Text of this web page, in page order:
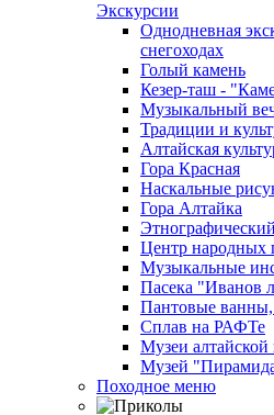
Экскурсии
Однодневная
снегоходах
Голый камень
Кезер-таш -
Музыкальный
Традиции и
Алтайская
Гора Красная
Наскальные
Гора Алтайка
Центр народных
Музыкальные
Пасека "Иванов
Пантовые ванны,
Сплав на РАФТе
Музеи
Музей
Походное меню